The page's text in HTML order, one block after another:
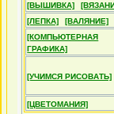
[ВЫШИВКА]
[ЛЕПКА]
[ВАЛЯНИЕ]
[КОМПЬЮТЕРНАЯ
ГРАФИКА]
[УЧИМСЯ РИСОВАТЬ]
[ЦВЕТОМАНИЯ]